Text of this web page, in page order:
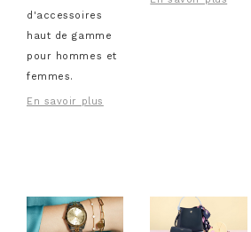
d'accessoires
haut de gamme
pour hommes et
femmes.
En savoir plus